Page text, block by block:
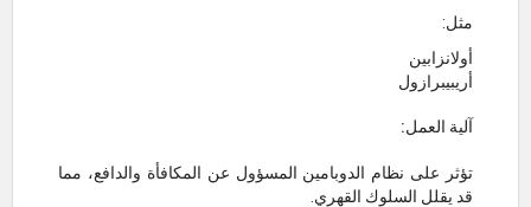
مثل:
أولانزابين
أريبيبرازول
آلية العمل:
تؤثر على نظام الدوبامين المسؤول عن المكافأة والدافع، مما
قد يقلل السلوك القهري.